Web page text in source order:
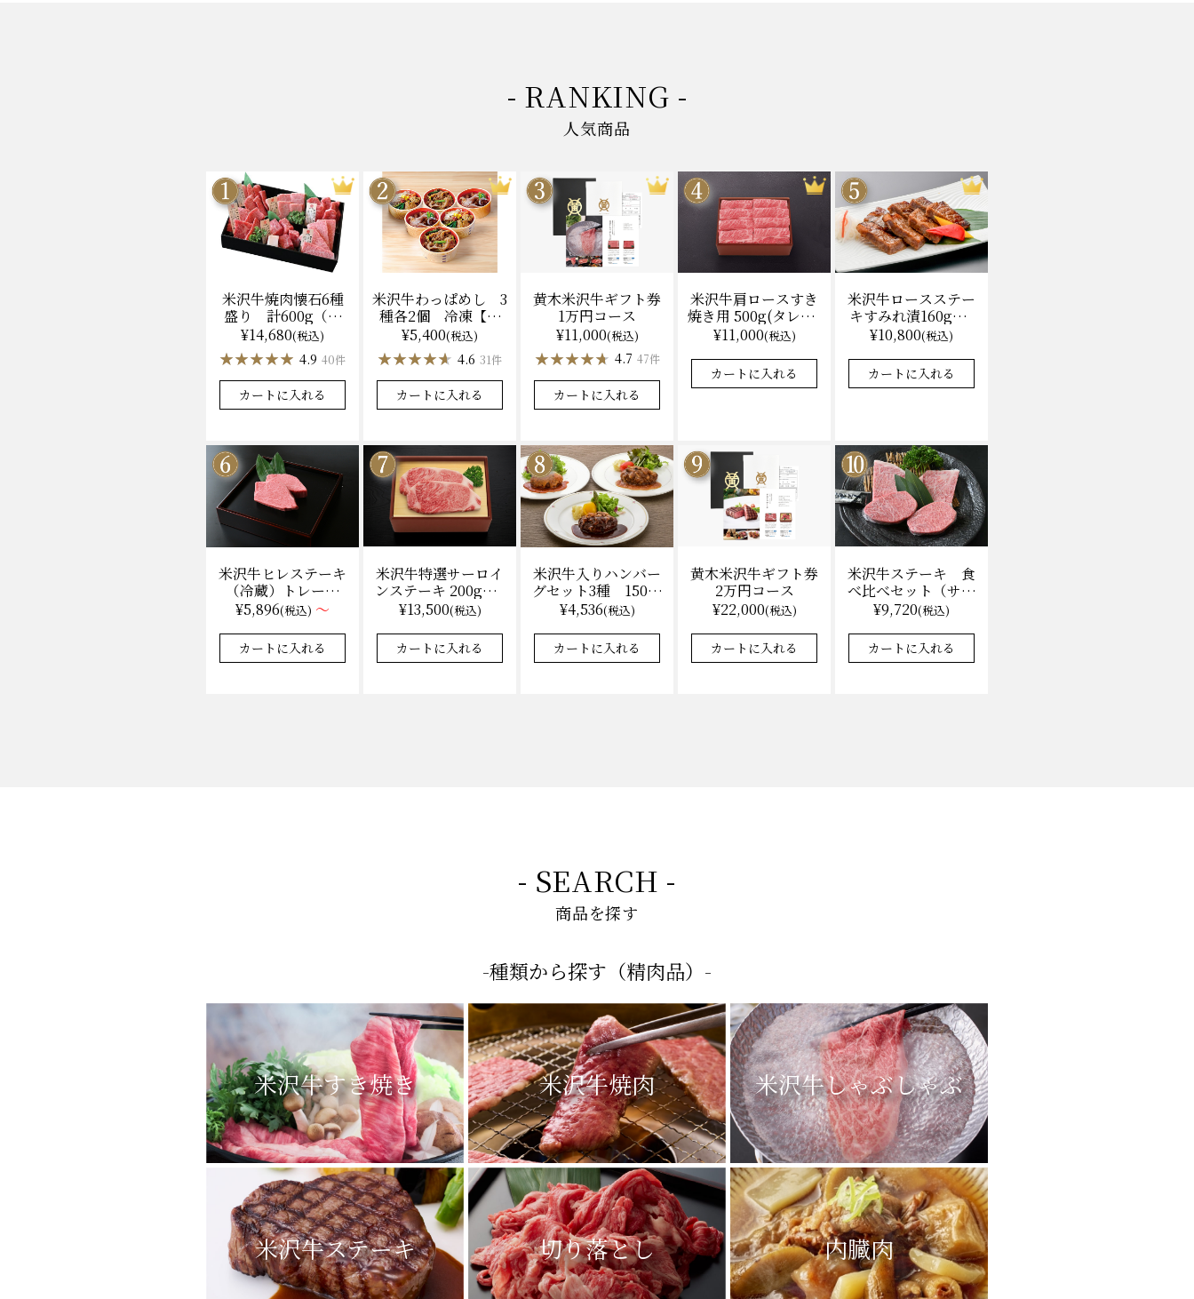
- RANKING -
人気商品
米沢牛焼肉懐石6種
盛り 計600g（冷
凍）送料無料 化粧
箱入
¥14,680(税込)
★★★★★
★★★★★ 4.9 40件
カートに入れる
米沢牛わっぱめし 3
種各2個 冷凍【レ
ンジ調理】化粧箱入
¥5,400(税込)
★★★★★
★★★★★ 4.6 31件
カートに入れる
黄木米沢牛ギフト券
1万円コース
¥11,000(税込)
★★★★★
★★★★★ 4.7 47件
カートに入れる
米沢牛肩ロースすき
焼き用 500g(タレ付)
（冷凍）送料無料
化粧箱入
¥11,000(税込)
★★★★★
★★★★★ 4.9 37件
カートに入れる
米沢牛ロースステー
キすみれ漬160g×3
枚(計480g) 木箱入
味噌酒粕漬け/冷蔵
送料無料
¥10,800(税込)
★★★★★
★★★★★ 4.9 8件
カートに入れる
米沢牛ヒレステーキ
（冷蔵）トレー盛
り 130g×1枚から
量り売り
¥5,896(税込) ～
カートに入れる
米沢牛特選サーロイ
ンステーキ 200g×2
枚（冷凍）送料無
料 化粧箱入
¥13,500(税込)
カートに入れる
米沢牛入りハンバー
グセット3種 150ｇ
各2 【凍】湯せん
調理 化粧箱入
¥4,536(税込)
カートに入れる
黄木米沢牛ギフト券
2万円コース
¥22,000(税込)
カートに入れる
米沢牛ステーキ 食
べ比べセット（サー
ロイン100g×2枚、
上モモ100g×2枚）
（冷凍）送料無料
化粧箱入
¥9,720(税込)
カートに入れる
- SEARCH -
商品を探す
-種類から探す（精肉品）-
米沢牛すき焼き 米沢牛焼肉 米沢牛しゃぶしゃぶ
米沢牛ステーキ 切り落とし 内臓肉